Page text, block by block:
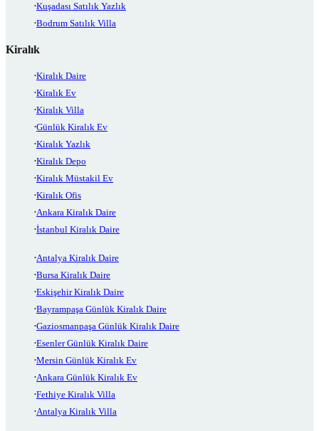
Kuşadası Satılık Yazlık
Bodrum Satılık Villa
Kiralık
Kiralık Daire
Kiralık Ev
Kiralık Villa
Günlük Kiralık Ev
Kiralık Yazlık
Kiralık Depo
Kiralık Müstakil Ev
Kiralık Ofis
Ankara Kiralık Daire
İstanbul Kiralık Daire
Antalya Kiralık Daire
Bursa Kiralık Daire
Eskişehir Kiralık Daire
Bayrampaşa Günlük Kiralık Daire
Gaziosmanpaşa Günlük Kiralık Daire
Esenler Günlük Kiralık Daire
Mersin Günlük Kiralık Ev
Ankara Günlük Kiralık Ev
Fethiye Kiralık Villa
Antalya Kiralık Villa